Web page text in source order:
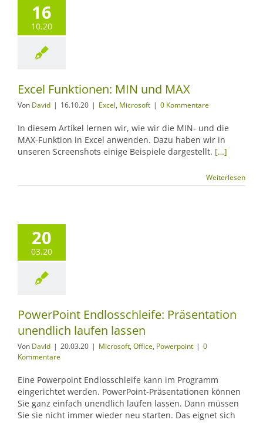
16
10.20
Excel Funktionen: MIN und MAX
Von David | 16.10.20 | Excel, Microsoft | 0 Kommentare
In diesem Artikel lernen wir, wie wir die MIN- und die
MAX-Funktion in Excel anwenden. Dazu haben wir in
unseren Screenshots einige Beispiele dargestellt. […]
Weiterlesen
20
03.20
PowerPoint Endlosschleife: Präsentation
unendlich laufen lassen
Von David | 20.03.20 | Microsoft, Office, Powerpoint | 0
Kommentare
Eine Powerpoint Endlosschleife kann im Programm
eingerichtet werden. PowerPoint-Präsentationen können
Sie ganz einfach unendlich laufen lassen. Dann müssen
Sie sie nicht immer wieder neu starten. Das eignet sich